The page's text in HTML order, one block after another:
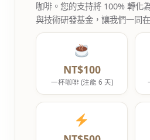
咖啡。您的支持將 100% 轉化
與技術研發基金，讓我們一同
NT$100
一杯咖啡 (注能 6 天)